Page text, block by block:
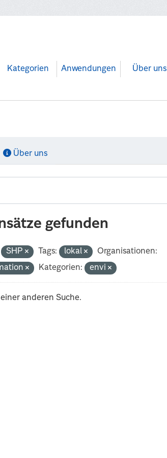
Kategorien Anwendungen Über uns
Über uns
gefunden
SHP Tags: lokal
Organisationen:
Kategorien: envi
anderen Suche.